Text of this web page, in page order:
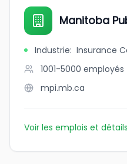
Manitoba
Industrie: Insurance
1001-5000 employés
mpi.mb.ca
Voir les emplois et détails